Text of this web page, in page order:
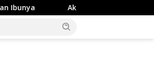
Aksi Penyerangan OTK di Studio Gym